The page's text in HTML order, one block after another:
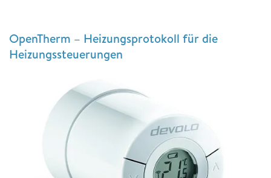
OpenTherm – Heizungsprotokoll für die
Heizungssteuerungen